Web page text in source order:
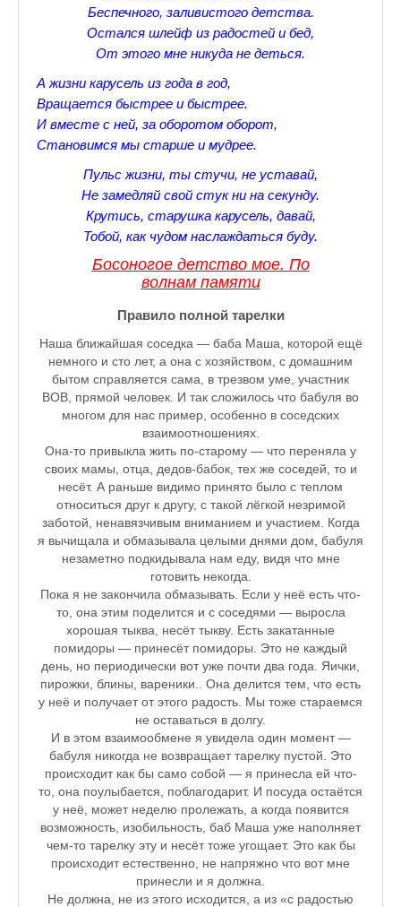
♪♫Анекдоты★
♪♫Все тексты новых песен★
♪♫Детские песенки★
♪♫Красивые стихи★
♪♫Песни Высоцкого★
♪♫Eще раз про любовь★
♪♫Песни в стиле реп★
♪♫Рассказы 2★
Top видео студии
Лучшее фото недели
Лучшее фото дня
Фотоссесия. Лучшие спортсмены.
От улыбки станет всем светлей
Настольный теннис в Пушкине Санкт-Петербург. Клубы и
Лучшее видео месяца
Секции настольного тенниса в Пушкинском районе
Куда уходит детство
Зарядись позитивом
Это интересно знать
Настольный теннис в Пушкине Санкт — Петербург РПЦ
Босоногое детство мое
Лучшие стихи про детство
РЕЦЕПТЫ
Беспечного, заливистого детства.
Остался шлейф из радостей и бед,
От этого мне никуда не деться.
А жизни карусель из года в год,
Вращается быстрее и быстрее.
И вместе с ней, за оборотом оборот,
Становимся мы старше и мудрее.
Пульс жизни, ты стучи, не уставай,
Не замедляй свой стук ни на секунду.
Крутись, старушка карусель, давай,
Тобой, как чудом наслаждаться буду.
Босоногое детство мое. По
волнампамяти
Правило полной тарелки
Наша ближайшая соседка — баба Маша, которой ещё
немного и сто лет, а она с хозяйством, с домашним
бытом справляется сама, в трезвом уме, участник
ВОВ, прямой человек. И так сложилось что бабуля во
многом для нас пример, особенно в соседских
взаимоотношениях.
Она-то привыкла жить по-старому — что переняла у
своих мамы, отца, дедов-бабок, тех же соседей, то и
несёт. А раньше видимо принято было с теплом
относиться друг к другу, с такой лёгкой незримой
заботой, ненавязчивым вниманием и участием. Когда
я вычищала и обмазывала целыми днями дом, бабуля
незаметно подкидывала нам еду, видя что мне
готовить некогда.
Пока я не закончила обмазывать. Если у неё есть что-
то, она этим поделится и с соседями — выросла
хорошая тыква, несёт тыкву. Есть закатанные
помидоры — принесёт помидоры. Это не каждый
день, но периодически вот уже почти два года. Яички,
пирожки, блины, вареники.. Она делится тем, что есть
у неё и получает от этого радость. Мы тоже стараемся
не оставаться в долгу.
И в этом взаимообмене я увидела один момент —
бабуля никогда не возвращает тарелку пустой. Это
происходит как бы само собой — я принесла ей что-
то, она поулыбается, поблагодарит. И посуда остаётся
у неё, может неделю пролежать, а когда появится
возможность, изобильность, баб Маша уже наполняет
чем-то тарелку эту и несёт тоже угощает. Это как бы
происходит естественно, не напряжно что вот мне
принесли и я должна.
Не должна, не из этого исходится, а из «с радостью